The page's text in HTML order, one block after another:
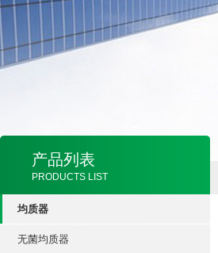
产品列表
PRODUCTS LIST
均质器
无菌均质器